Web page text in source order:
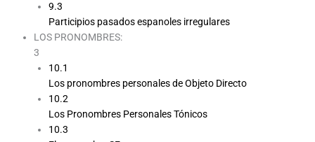
9.3
Participios pasados espanoles irregulares
LOS PRONOMBRES:
3
10.1
Los pronombres personales de Objeto Directo
10.2
Los Pronombres Personales Tónicos
10.3